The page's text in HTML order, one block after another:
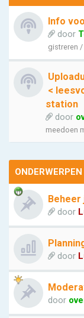
Info
door
gistreren
<
station
door
meedoen
ONDERWERPEN
Beheer
door
door
door